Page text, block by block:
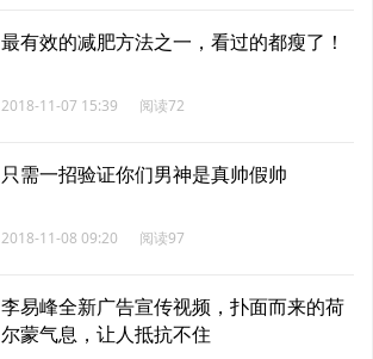
最有效的减肥方法之一，看过的都瘦了！
2018-11-07 15:39 阅读72
只需一招验证你们男神是真帅假帅
2018-11-08 09:20 阅读97
李易峰全新广告宣传视频，扑面而来的荷
尔蒙气息，让人抵抗不住